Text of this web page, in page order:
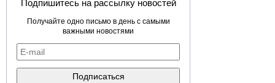
Подпишитесь на рассылку новостей
Получайте одно письмо в день с самыми
важными новостями